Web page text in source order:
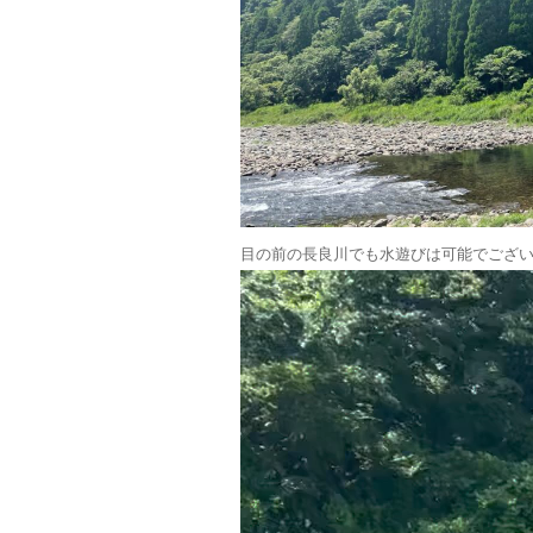
目の前の長良川でも水遊びは可能でござ